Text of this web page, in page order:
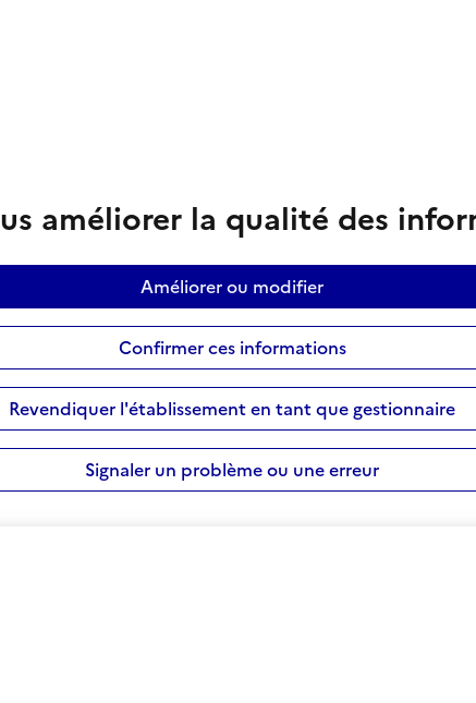
améliorer la qualité des
Améliorer ou modifier
Confirmer ces informations
Revendiquer l'établissement en tant que gestionnaire
Signaler un problème ou une erreur